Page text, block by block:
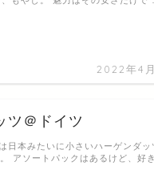
2022年4
ツ＠ドイツ
日本みたいに小さいハーゲンダッ
アソートパックはあるけど、好